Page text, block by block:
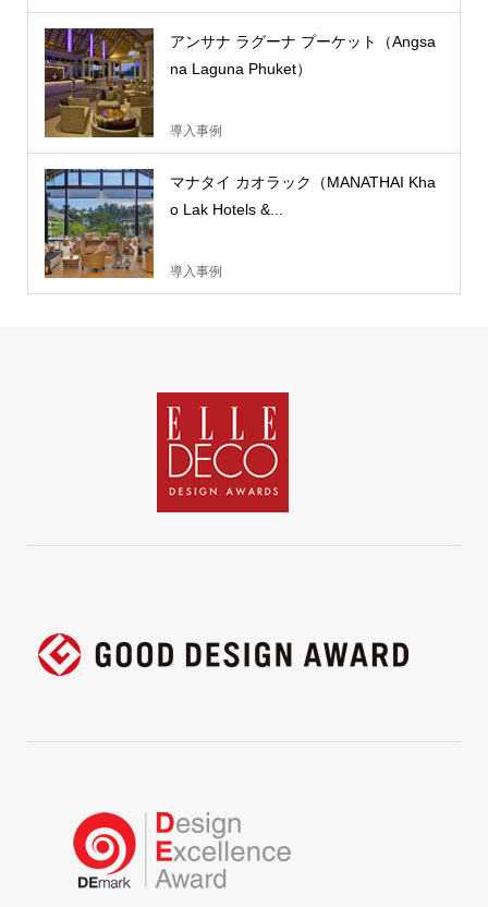
アンサナ ラグーナ プーケット（Angsa
na Laguna Phuket）
導入事例
マナタイ カオラック（MANATHAI Kha
o Lak Hotels &...
導入事例